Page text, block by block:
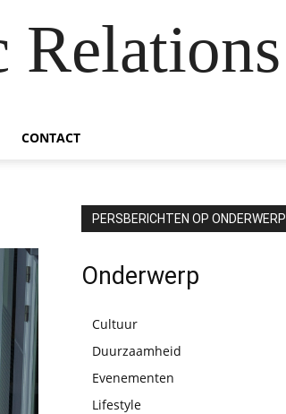
Relations
CONTACT
PERSBERICHTEN OP ONDERWERP
Onderwerp
Cultuur
Duurzaamheid
Evenementen
Lifestyle